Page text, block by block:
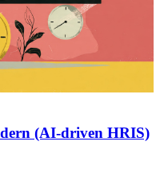
(AI-driven HRIS)